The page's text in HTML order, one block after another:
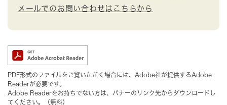
メールでのお問い合わせはこちらから
PDF形式のファイルをご覧いただく場合には、Adobe社が提供するAdobe
Readerが必要です。
Adobe Readerをお持ちでない方は、バナーのリンク先からダウンロードし
てください。（無料）